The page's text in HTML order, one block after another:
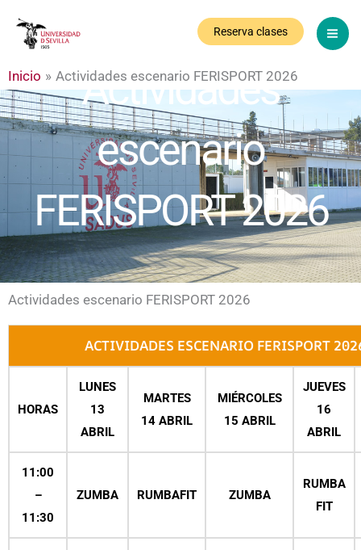
Reserva clases
Inicio Actividades escenario FERISPORT 2026
Actividades
escenario
FERISPORT 2026
Actividades escenario FERISPORT 2026
ACTIVIDADES ESCENARIO FERISPORT
HORAS
LUNES
13
ABRIL
MARTES
14 ABRIL
MIÉRCOLES
15 ABRIL
JUEVES
16
ABRIL
11:00
–
11:30
ZUMBA RUMBAFIT ZUMBA
RUMBA
FIT